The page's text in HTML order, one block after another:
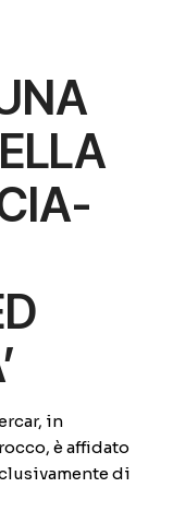
in
è affidato
di